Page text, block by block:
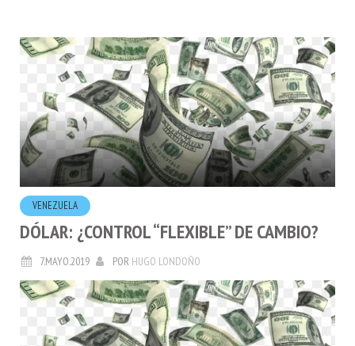
VENEZUELA
DÓLAR: ¿CONTROL “FLEXIBLE” DE CAMBIO?
7.MAYO.2019 PORHUGO LONDOÑO